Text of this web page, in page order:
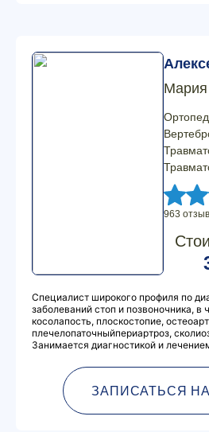
963
Специалист широкого профиля по
заболеваний стоп и позвоночника, в
косолапость, плоскостопие,
плечелопаточныйпериартроз,
Занимается диагностикой и
ЗАПИСАТЬСЯ